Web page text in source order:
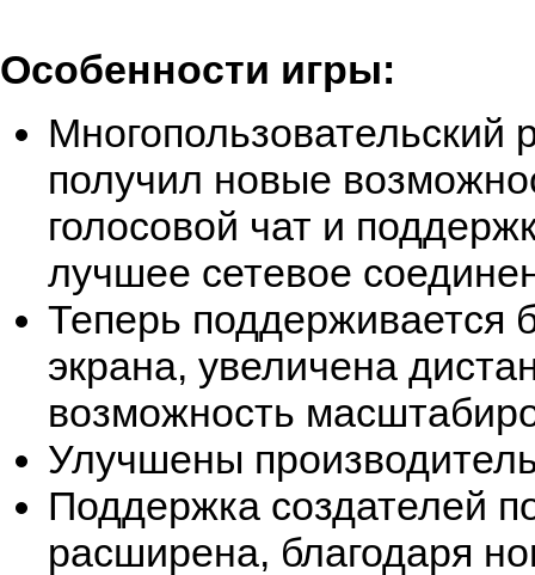
Особенности игры:
получил новые
голосовой чат и
лучшее сетевое
Теперь поддерживается
экрана, увеличена
возможность
Улучшены
Поддержка создателей
расширена, благодаря